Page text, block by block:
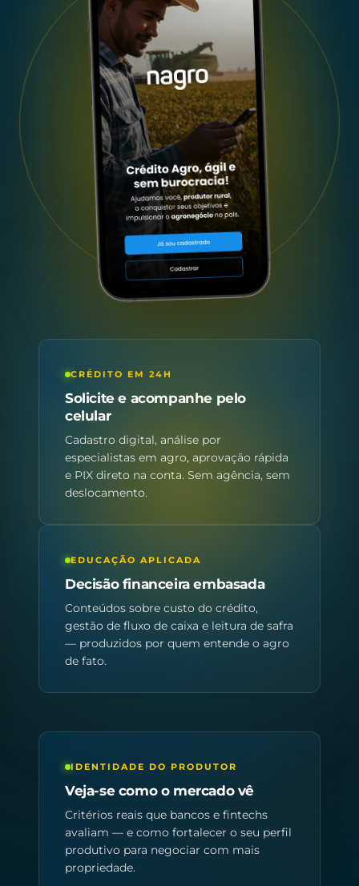
CRÉDITO EM 24H
Solicite e acompanhe pelo
celular
Cadastro digital, análise por
especialistas em agro, aprovação rápida
e PIX direto na conta. Sem agência, sem
deslocamento.
EDUCAÇÃO APLICADA
Decisão financeira embasada
Conteúdos sobre custo do crédito,
gestão de fluxo de caixa e leitura de safra
— produzidos por quem entende o agro
de fato.
IDENTIDADE DO PRODUTOR
Veja-se como o mercado vê
Critérios reais que bancos e fintechs
avaliam — e como fortalecer o seu perfil
produtivo para negociar com mais
propriedade.